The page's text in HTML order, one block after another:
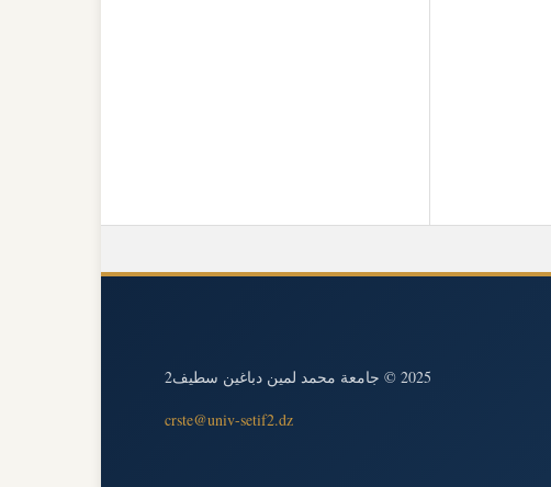
2025 © جامعة محمد لمين دباغين سطيف2
crste@univ-setif2.dz